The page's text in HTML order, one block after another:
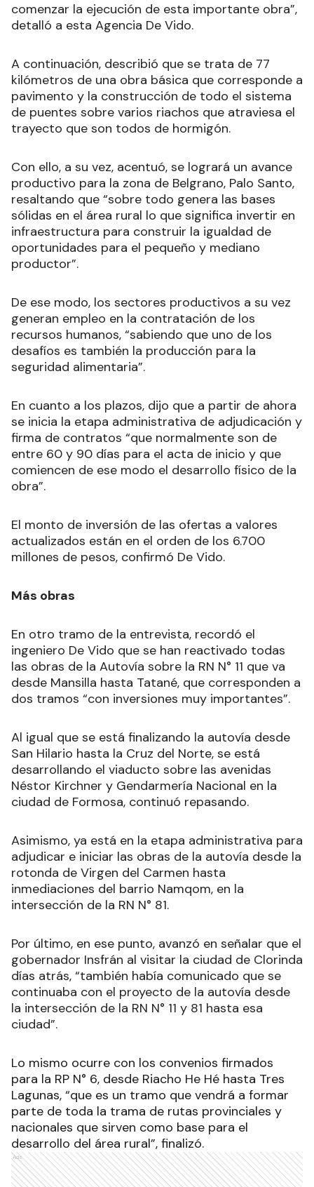
comenzar la ejecución de esta importante obra”,
detalló a esta Agencia De Vido.
A continuación, describió que se trata de 77
kilómetros de una obra básica que corresponde a
pavimento y la construcción de todo el sistema
de puentes sobre varios riachos que atraviesa el
trayecto que son todos de hormigón.
Con ello, a su vez, acentuó, se logrará un avance
productivo para la zona de Belgrano, Palo Santo,
resaltando que “sobre todo genera las bases
sólidas en el área rural lo que significa invertir en
infraestructura para construir la igualdad de
oportunidades para el pequeño y mediano
productor”.
De ese modo, los sectores productivos a su vez
generan empleo en la contratación de los
recursos humanos, “sabiendo que uno de los
desafíos es también la producción para la
seguridad alimentaria”.
En cuanto a los plazos, dijo que a partir de ahora
se inicia la etapa administrativa de adjudicación y
firma de contratos “que normalmente son de
entre 60 y 90 días para el acta de inicio y que
comiencen de ese modo el desarrollo físico de la
obra”.
El monto de inversión de las ofertas a valores
actualizados están en el orden de los 6.700
millones de pesos, confirmó De Vido.
Más obras
En otro tramo de la entrevista, recordó el
ingeniero De Vido que se han reactivado todas
las obras de la Autovía sobre la RN N° 11 que va
desde Mansilla hasta Tatané, que corresponden a
dos tramos “con inversiones muy importantes”.
Al igual que se está finalizando la autovía desde
San Hilario hasta la Cruz del Norte, se está
desarrollando el viaducto sobre las avenidas
Néstor Kirchner y Gendarmería Nacional en la
ciudad de Formosa, continuó repasando.
Asimismo, ya está en la etapa administrativa para
adjudicar e iniciar las obras de la autovía desde la
rotonda de Virgen del Carmen hasta
inmediaciones del barrio Namqom, en la
intersección de la RN N° 81.
Por último, en ese punto, avanzó en señalar que el
gobernador Insfrán al visitar la ciudad de Clorinda
días atrás, “también había comunicado que se
continuaba con el proyecto de la autovía desde
la intersección de la RN N° 11 y 81 hasta esa
ciudad”.
Lo mismo ocurre con los convenios firmados
para la RP N° 6, desde Riacho He Hé hasta Tres
Lagunas, “que es un tramo que vendrá a formar
parte de toda la trama de rutas provinciales y
nacionales que sirven como base para el
desarrollo del área rural”, finalizó.
Ads